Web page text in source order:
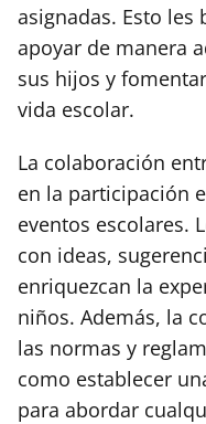
asignadas. Esto
apoyar de manera
sus hijos y
vida escolar.
La colaboración
en la participación
eventos escolares.
con ideas,
enriquezcan la
niños. Además, la
las normas y
como establecer
para abordar